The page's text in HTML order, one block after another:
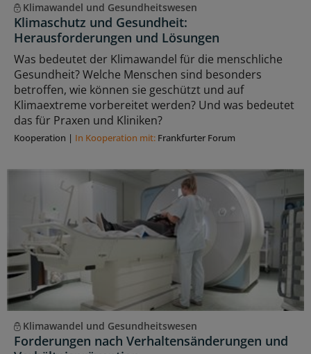
Klimawandel und Gesundheitswesen
Klimaschutz und Gesundheit:
Herausforderungen und Lösungen
Was bedeutet der Klimawandel für die menschliche
Gesundheit? Welche Menschen sind besonders
betroffen, wie können sie geschützt und auf
Klimaextreme vorbereitet werden? Und was bedeutet
das für Praxen und Kliniken?
Kooperation | In Kooperation mit: Frankfurter Forum
Klimawandel und Gesundheitswesen
Forderungen nach Verhaltensänderungen und